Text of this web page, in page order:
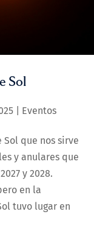
Sol
Eventos
que nos sirve
y anulares que
y 2028.
en la
tuvo lugar en